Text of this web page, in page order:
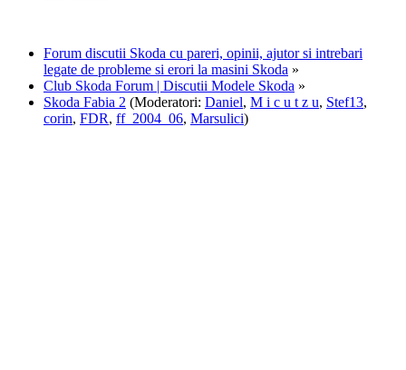
Forum discutii Skoda cu pareri, opinii, ajutor si intrebari
legate de probleme si erori la masini Skoda »
Club Skoda Forum | Discutii Modele Skoda »
Skoda Fabia 2 (Moderatori: Daniel, M i c u t z u, Stef13,
corin, FDR, ff_2004_06, Marsulici)